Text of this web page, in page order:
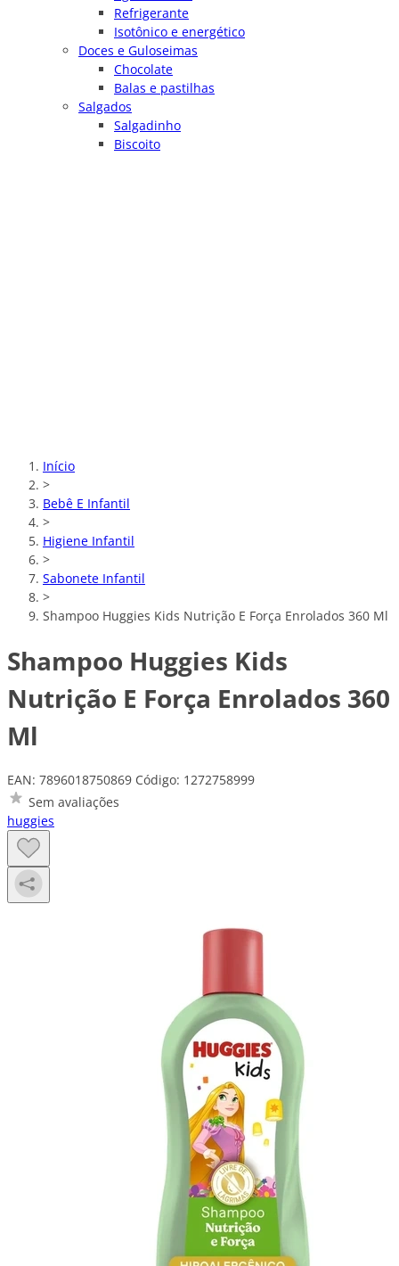
Refrigerante
Isotônico e energético
Doces e Guloseimas
Chocolate
Balas e pastilhas
Salgados
Salgadinho
Biscoito
Início
>
Bebê E Infantil
>
Higiene Infantil
>
Sabonete Infantil
>
Shampoo Huggies Kids Nutrição E Força Enrolados 360 Ml
Shampoo Huggies Kids
Nutrição E Força Enrolados 360
Ml
EAN: 7896018750869 Código: 1272758999
Sem avaliações
huggies